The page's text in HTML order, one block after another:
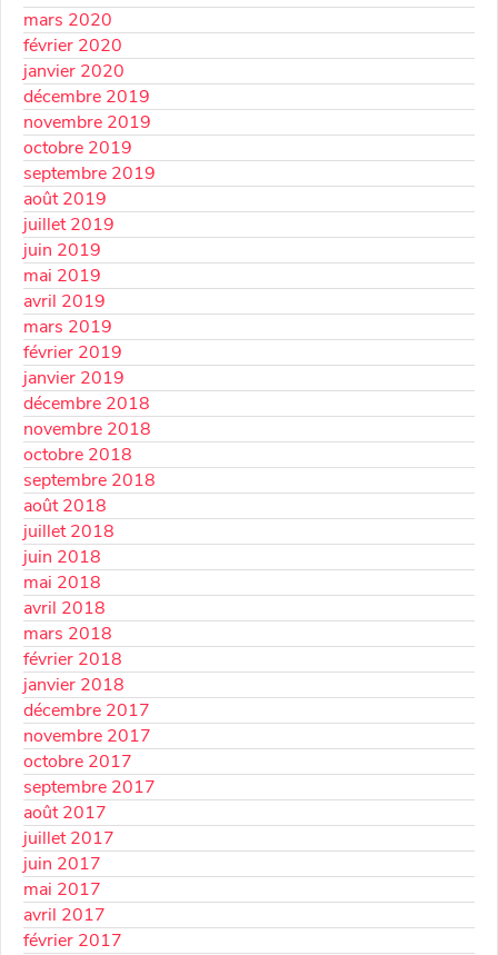
mars 2020
février 2020
janvier 2020
décembre 2019
novembre 2019
octobre 2019
septembre 2019
août 2019
juillet 2019
juin 2019
mai 2019
avril 2019
mars 2019
février 2019
janvier 2019
décembre 2018
novembre 2018
octobre 2018
septembre 2018
août 2018
juillet 2018
juin 2018
mai 2018
avril 2018
mars 2018
février 2018
janvier 2018
décembre 2017
novembre 2017
octobre 2017
septembre 2017
août 2017
juillet 2017
juin 2017
mai 2017
avril 2017
février 2017